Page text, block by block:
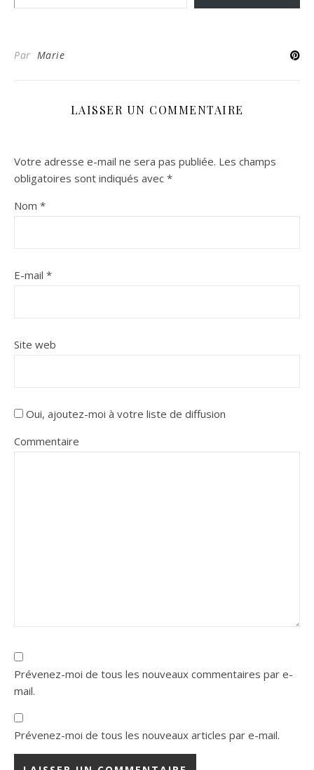
Par Marie
LAISSER UN COMMENTAIRE
Votre adresse e-mail ne sera pas publiée. Les champs
obligatoires sont indiqués avec *
Nom *
E-mail *
Site web
Oui, ajoutez-moi à votre liste de diffusion
Commentaire
Prévenez-moi de tous les nouveaux commentaires par e-
mail.
Prévenez-moi de tous les nouveaux articles par e-mail.